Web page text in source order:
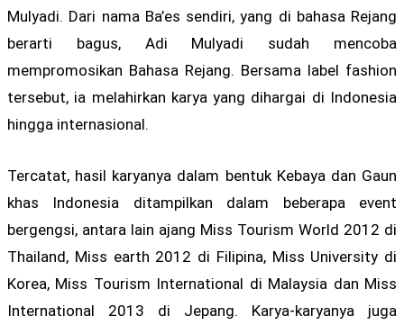
Mulyadi. Dari nama Ba’es sendiri, yang di bahasa Rejang
berarti bagus, Adi Mulyadi sudah mencoba
mempromosikan Bahasa Rejang. Bersama label fashion
tersebut, ia melahirkan karya yang dihargai di Indonesia
hingga internasional.
Tercatat, hasil karyanya dalam bentuk Kebaya dan Gaun
khas Indonesia ditampilkan dalam beberapa event
bergengsi, antara lain ajang Miss Tourism World 2012 di
Thailand, Miss earth 2012 di Filipina, Miss University di
Korea, Miss Tourism International di Malaysia dan Miss
International 2013 di Jepang. Karya-karyanya juga